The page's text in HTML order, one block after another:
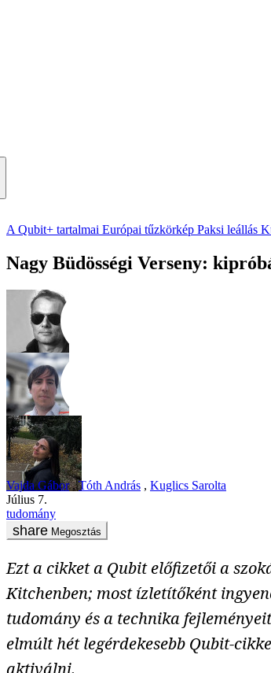
A Qubit+ tartalmai Európai tűzkörkép Paksi leállás
Nagy Büdösségi Verseny:
Vajda Gábor ,Tóth András , Kuglics Sarolta
július 7.
tudomány
Megosztás
Ezt a cikket a Qubit előfizetői a
Kitchenben; most ízletítőként
tudomány és a technika
elmúlt hét legérdekesebb Qubit-
aktiválni.